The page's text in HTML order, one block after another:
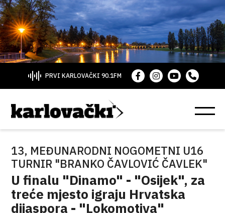
PRVI KARLOVAČKI 90.1FM
13, MEĐUNARODNI NOGOMETNI U16
TURNIR "BRANKO ČAVLOVIĆ ČAVLEK"
U finalu "Dinamo" - "Osijek", za
treće mjesto igraju Hrvatska
dijaspora - "Lokomotiva"